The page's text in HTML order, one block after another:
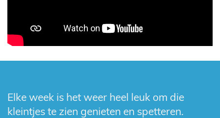
Elke week is het weer heel leuk om die
kleintjes te zien genieten en spetteren.